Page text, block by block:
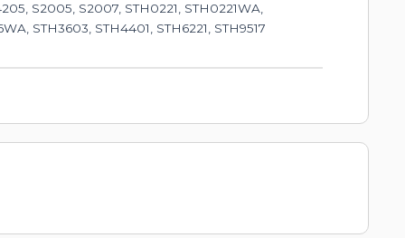
S2005, S2007, STH0221, STH0221WA,
STH3603, STH4401, STH6221, STH9517